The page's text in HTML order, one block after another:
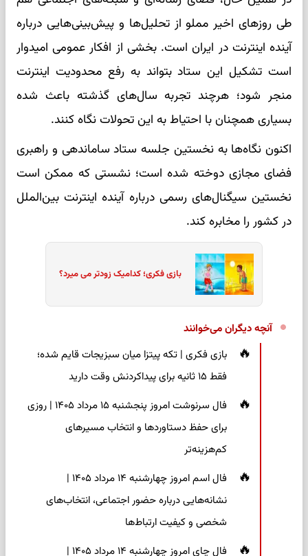
طی روزهای اخیر مملو از تحلیل‌ها و پیش‌بینی‌هایی درباره
آینده اینترنت در ایران است. بخشی از افکار عمومی امیدوار
است تشکیل این ستاد بتواند به رفع محدودیت اینترنت
منجر شود؛ هرچند تجربه سال‌های گذشته باعث شده
بسیاری همچنان با احتیاط به این تحولات نگاه کنند.
اکنون نگاه‌ها به نخستین جلسه ستاد ساماندهی و راهبری
فضای مجازی دوخته شده است؛ نشستی که ممکن است
نخستین سیگنال‌های رسمی درباره آینده اینترنت بین‌الملل
در کشور را مخابره کند.
بازی فکری؛ کدامیک زودتر می میرد؟
آنچه دیگران می‌خوانند
بازی فکری | تکه پیتزا میان سبزیجات قایم شده؛
فقط ۱۵ ثانیه برای پیداکردنش وقت دارید
فال سرنوشت امروز پنجشنبه ۱۵ مرداد ۱۴۰۵ | روزی
برای حفظ دستاوردها و انتخاب مسیرهای
کم‌هزینه‌تر
فال اسم امروز چهارشنبه ۱۴ مرداد ۱۴۰۵ |
نشانه‌هایی درباره حضور اجتماعی، انتخاب‌های
شخصی و کیفیت ارتباط‌ها
فال چای امروز چهارشنبه ۱۴ مرداد ۱۴۰۵ |